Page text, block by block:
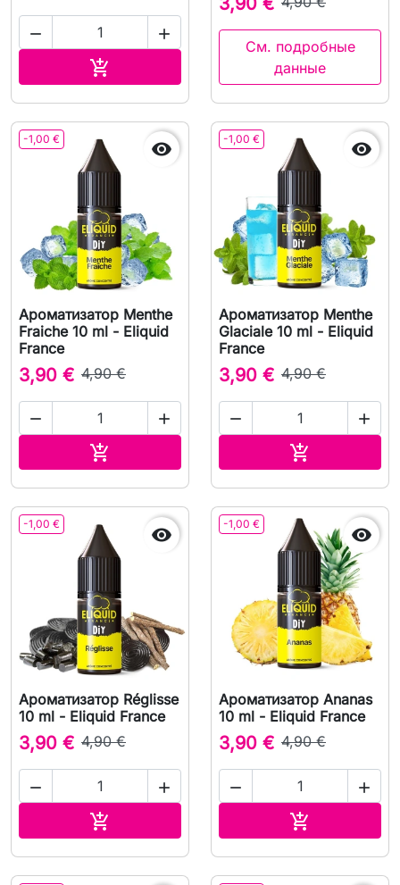
 

См. подробные
данные
-1,00 € 
Ароматизатор Menthe
Fraiche 10 ml - Eliquid
France
3,90 € 4,90 €
 

-1,00 € 
Ароматизатор Menthe
Glaciale 10 ml - Eliquid
France
3,90 € 4,90 €
 

-1,00 € 
Ароматизатор Réglisse
10 ml - Eliquid France
3,90 € 4,90 €
 

-1,00 € 
Ароматизатор Ananas
10 ml - Eliquid France
3,90 € 4,90 €
 
